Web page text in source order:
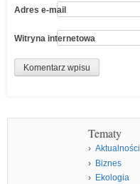
Adres e-mail
Witryna internetowa
Tematy
Aktualności
Biznes
Ekologia